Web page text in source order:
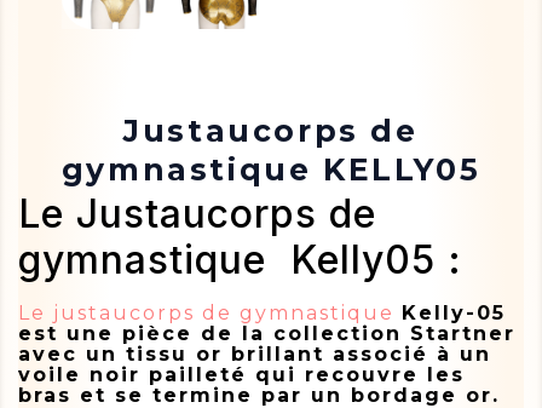
Justaucorps de
gymnastique KELLY05
Le Justaucorps de
gymnastique Kelly05 :
Le justaucorps de gymnastique Kelly-05
est une pièce de la collection Startner
avec un tissu or brillant associé à un
voile noir pailleté qui recouvre les
bras et se termine par un bordage or.